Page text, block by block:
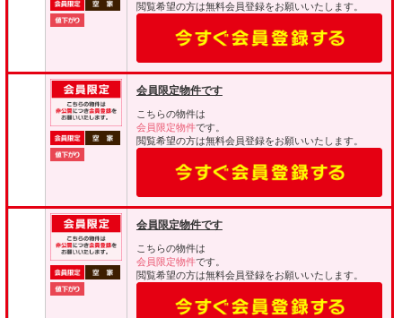
閲覧希望の方は無料会員登録をお願いいたします。
会員限定物件です
こちらの物件は
会員限定物件です。
閲覧希望の方は無料会員登録をお願いいたします。
会員限定物件です
こちらの物件は
会員限定物件です。
閲覧希望の方は無料会員登録をお願いいたします。